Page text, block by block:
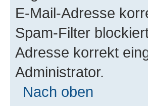
E-Mail-Adresse
Spam-Filter
Adresse korrekt
Administrator.
Nach oben